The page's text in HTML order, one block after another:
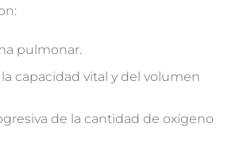
pulmonar.
capacidad vital y del volumen
de la cantidad de oxígeno